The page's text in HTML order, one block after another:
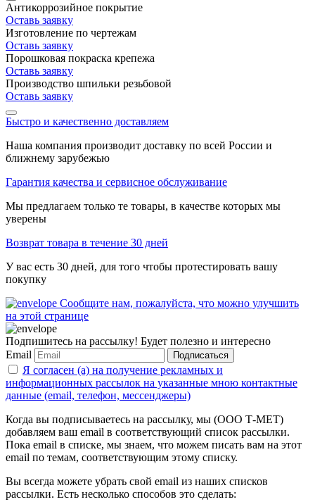
Антикоррозийное покрытие
Оставь заявку
Изготовление по чертежам
Оставь заявку
Порошковая покраска крепежа
Оставь заявку
Производство шпильки резьбовой
Оставь заявку
Быстро и качественно доставляем
Наша компания производит доставку по всей России и
ближнему зарубежью
Гарантия качества и сервисное обслуживание
Мы предлагаем только те товары, в качестве которых мы
уверены
Возврат товара в течение 30 дней
У вас есть 30 дней, для того чтобы протестировать вашу
покупку
Сообщите нам, пожалуйста, что можно улучшить
на этой странице
Подпишитесь на рассылку! Будет полезно и интересно
Email
Подписаться
Я согласен (а) на получение рекламных и
информационных рассылок на указанные мною контактные
данные (email, телефон, мессенджеры)
Когда вы подписываетесь на рассылку, мы (ООО Т-МЕТ)
добавляем ваш email в соответствующий список рассылки.
Пока email в списке, мы знаем, что можем писать вам на этот
email по темам, соответствующим этому списку.
Вы всегда можете убрать свой email из наших списков
рассылки. Есть несколько способов это сделать: